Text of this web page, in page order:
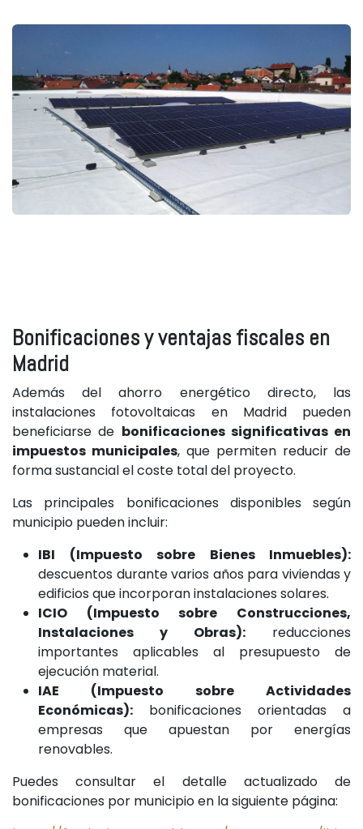
Bonificaciones y ventajas fiscales en
Madrid
Además del ahorro energético directo, las
instalaciones fotovoltaicas en Madrid pueden
beneficiarse de bonificaciones significativas en
impuestos municipales, que permiten reducir de
forma sustancial el coste total del proyecto.
Las principales bonificaciones disponibles según
municipio pueden incluir:
IBI (Impuesto sobre Bienes Inmuebles):
descuentos durante varios años para viviendas y
edificios que incorporan instalaciones solares.
ICIO (Impuesto sobre Construcciones,
Instalaciones y Obras): reducciones
importantes aplicables al presupuesto de
ejecución material.
IAE (Impuesto sobre Actividades
Económicas): bonificaciones orientadas a
empresas que apuestan por energías
renovables.
Puedes consultar el detalle actualizado de
bonificaciones por municipio en la siguiente página: